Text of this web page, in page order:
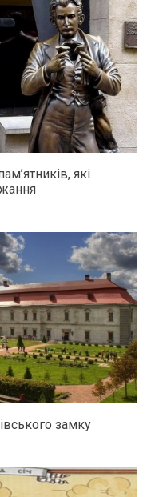
які
замку